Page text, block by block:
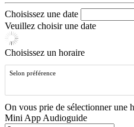
Choisissez une date
Veuillez choisir une date
Choisissez un horaire
Selon préférence
On vous prie de sélectionner une
Mini App Audioguide